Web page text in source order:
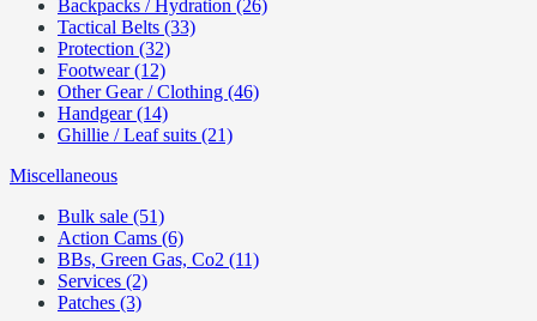
Backpacks / Hydration (26)
Tactical Belts (33)
Protection (32)
Footwear (12)
Other Gear / Clothing (46)
Handgear (14)
Ghillie / Leaf suits (21)
Miscellaneous
Bulk sale (51)
Action Cams (6)
BBs, Green Gas, Co2 (11)
Services (2)
Patches (3)